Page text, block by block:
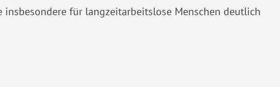
für langzeitarbeitslose Menschen deutlich